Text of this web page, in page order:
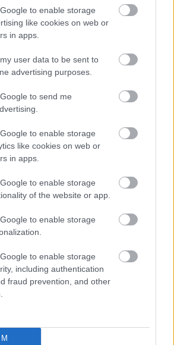
to enable storage
like cookies on web or
in apps.
user data to be sent to
advertising purposes.
to send me
to enable storage
like cookies on web or
in apps.
to enable storage
of the website or app.
to enable storage
to enable storage
including authentication
fraud prevention, and other
GOLDEN GLOBE
EUPHORIA VÖRÖS SZŐNYEG
a Glamour cikkeit aGoogle hírekben